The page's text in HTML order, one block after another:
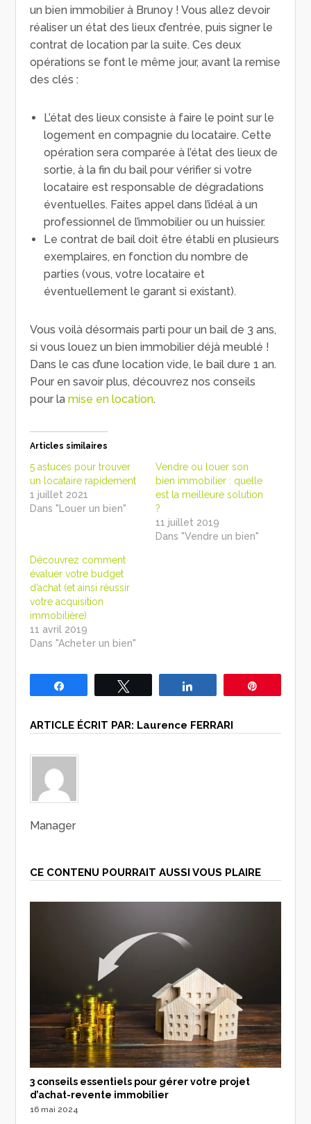
un bien immobilier à Brunoy ! Vous allez devoir
réaliser un état des lieux d’entrée, puis signer le
contrat de location par la suite. Ces deux
opérations se font le même jour, avant la remise
des clés :
L’état des lieux consiste à faire le point sur le
logement en compagnie du locataire. Cette
opération sera comparée à l’état des lieux de
sortie, à la fin du bail pour vérifier si votre
locataire est responsable de dégradations
éventuelles. Faites appel dans l’idéal à un
professionnel de l’immobilier ou un huissier.
Le contrat de bail doit être établi en plusieurs
exemplaires, en fonction du nombre de
parties (vous, votre locataire et
éventuellement le garant si existant).
Vous voilà désormais parti pour un bail de 3 ans,
si vous louez un bien immobilier déjà meublé !
Dans le cas d’une location vide, le bail dure 1 an.
Pour en savoir plus, découvrez nos conseils
pour lamise en location.
Articles similaires
5 astuces pour trouver
un locataire rapidement
1 juillet 2021
Dans "Louer un bien"
Vendre ou louer son
bien immobilier : quelle
est la meilleure solution
?
11 juillet 2019
Dans "Vendre un bien"
Découvrez comment
évaluer votre budget
d’achat (et ainsi réussir
votre acquisition
immobilière)
11 avril 2019
Dans "Acheter un bien"
ARTICLE ÉCRIT PAR: Laurence FERRARI
Manager
CE CONTENU POURRAIT AUSSI VOUS PLAIRE
3 conseils essentiels pour gérer votre projet
d’achat-revente immobilier
16 mai 2024